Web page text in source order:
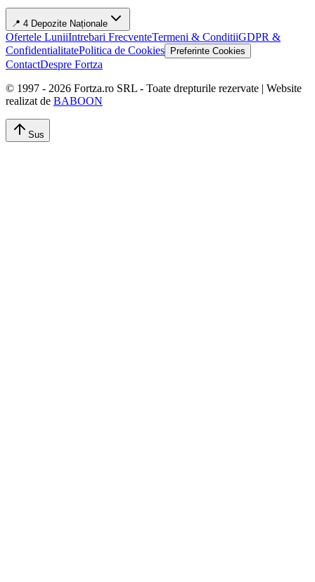
📍 4 Depozite Naționale
Ofertele LuniiIntrebari FrecventeTermeni & ConditiiGDPR &
ConfidentialitatePolitica de Cookies Preferinte Cookies
ContactDespre Fortza
© 1997 - 2026 Fortza.ro SRL - Toate drepturile rezervate | Website
realizat de BABOON
Sus